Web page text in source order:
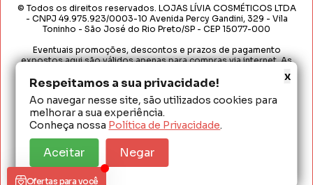
Respeitamos a sua privacidade!
Ao navegar nesse site, são utilizados cookies para
melhorar a sua experiência.
Conheça nossa Política de Privacidade.
Aceitar Negar
x
© Todos os direitos reservados. LOJAS LÍVIA COSMÉTICOS LTDA
- CNPJ 49.975.923/0003-10 Avenida Percy Gandini, 329 - Vila
Toninho - São José do Rio Preto/SP - CEP 15077-000
Eventuais promoções, descontos e prazos de pagamento
expostos aqui são válidos apenas para compras via internet. As
Loja. É proibida a utilização total ou parcial sem nossa autorização.
Em caso de divergência de preços no site, o valor válido é o do
Carrinho de Compras. Preços e condições de pagamento
exclusivos para compras via internet. Ofertas válidas até o
término de nossos estoques para internet. Vendas sujeitas à
análise e confirmação de dados.